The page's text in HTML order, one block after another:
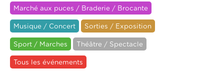
Marché aux puces / Braderie / Brocante
Musique / Concert Sorties / Exposition
Sport / Marches Théâtre / Spectacle
Tous les événements